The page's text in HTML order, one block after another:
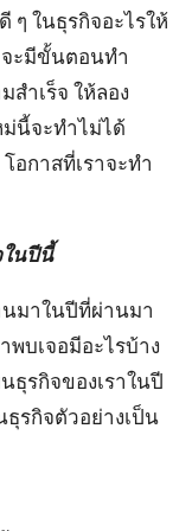
ในธุรกิจอะไรให้
ะมีขั้นตอนทำ
สำเร็จ ให้ลอง
นี้จะทำไม่ได้
โอกาสที่เราจะทำ
ในปีนี้
นมาในปีที่ผ่านมา
พบเจอมีอะไรบ้าง
รกิจของเราในปี
ธุรกิจตัวอย่างเป็น